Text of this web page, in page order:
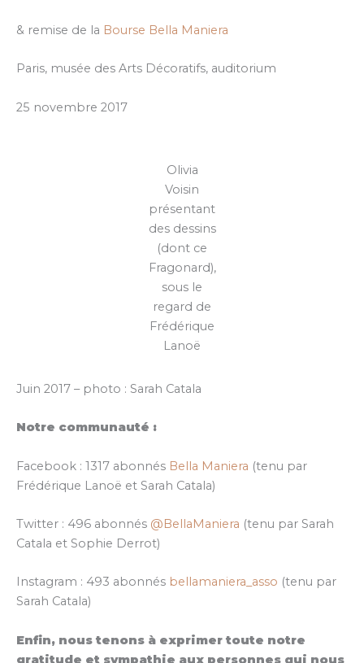
& remise de la Bourse Bella Maniera
Paris, musée des Arts Décoratifs, auditorium
25 novembre 2017
Olivia
Voisin
présentant
des dessins
(dont ce
Fragonard),
sous le
regard de
Frédérique
Lanoë
Juin 2017 – photo : Sarah Catala
Notre communauté :
Facebook : 1317 abonnés Bella Maniera (tenu par
Frédérique Lanoë et Sarah Catala)
Twitter : 496 abonnés @BellaManiera (tenu par Sarah
Catala et Sophie Derrot)
Instagram : 493 abonnés bellamaniera_asso (tenu par
Sarah Catala)
Enfin, nous tenons à exprimer toute notre
gratitude et sympathie aux personnes qui nous